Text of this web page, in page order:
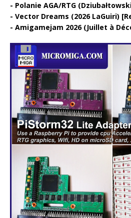
Polanie AGA/RTG
Vector Dreams (2026 LaGuiri)
Amigamejam 2026 (Juillet à